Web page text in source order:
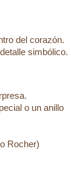
del corazón.
simbólico.
o un anillo
Rocher)